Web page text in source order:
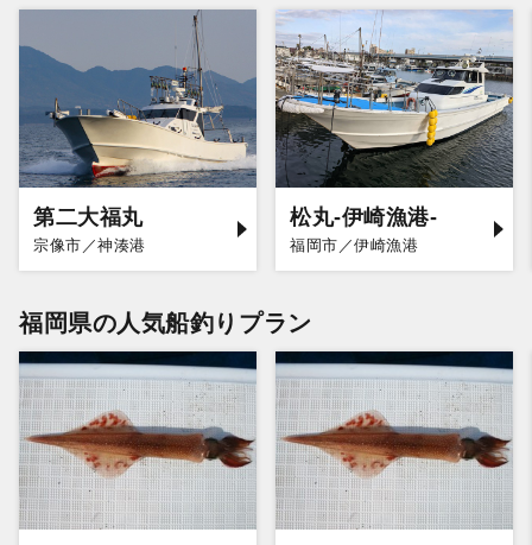
第二大福丸
宗像市／神湊港
松丸-伊崎漁港-
福岡市／伊崎漁港
福岡県の人気船釣りプラン